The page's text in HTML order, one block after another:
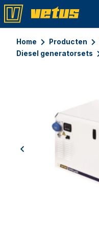
Home Producten
Diesel generatorsets
previous